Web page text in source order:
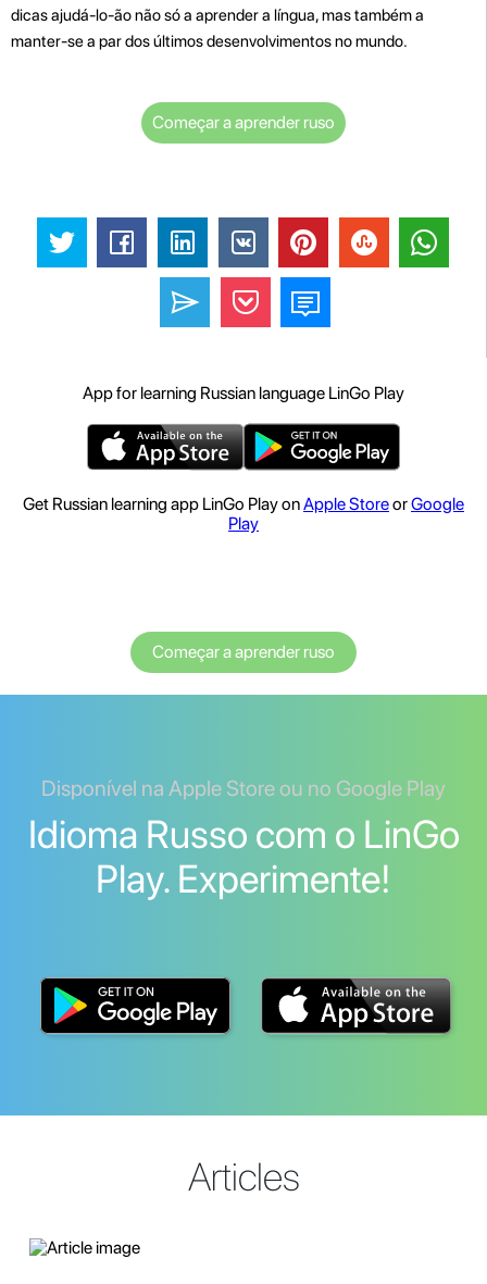
dicas ajudá-lo-ão não só a aprender a língua, mas também a
manter-se a par dos últimos desenvolvimentos no mundo.
Começar a aprender ruso
App for learning Russian language LinGo Play
Get Russian learning app LinGo Play onApple StoreorGoogle
Play
Começar a aprender ruso
Disponível na Apple Store ou no Google Play
Idioma Russo com o LinGo
Play. Experimente!
Articles